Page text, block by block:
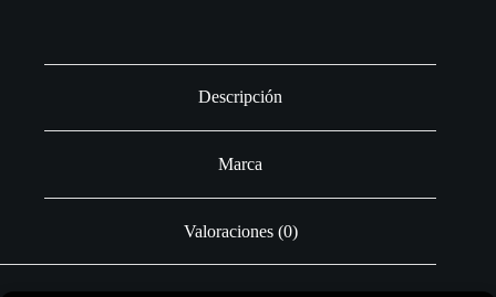
Descripción
Marca
Valoraciones (0)